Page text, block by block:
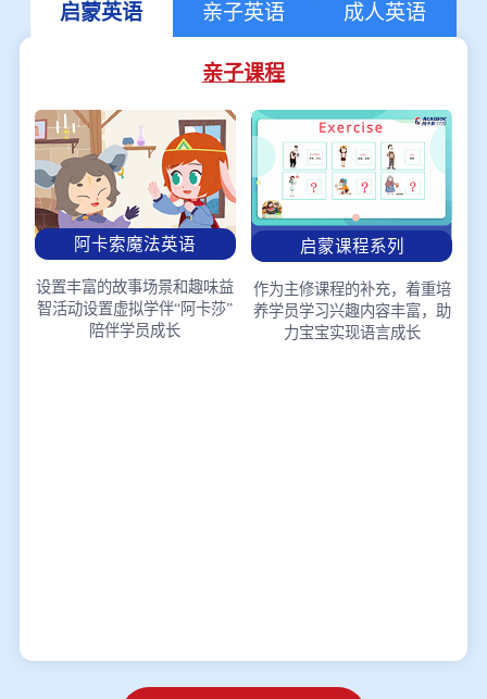
启蒙英语 亲子英语 成人英语
亲子课程
阿卡索魔法英语
设置丰富的故事场景和趣味益
智活动设置虚拟学伴“阿卡莎”
陪伴学员成长
启蒙课程系列
作为主修课程的补充，着重培
养学员学习兴趣内容丰富，助
力宝宝实现语言成长